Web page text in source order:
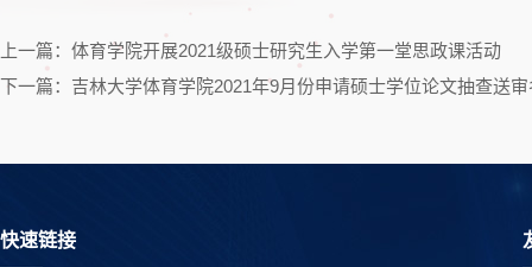
上一篇：体育学院开展2021级硕士研究生入学第一堂思政课活动
下一篇：吉林大学体育学院2021年9月份申请硕士学位论文抽查送
快速链接